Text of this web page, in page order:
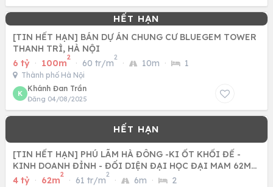
[TIN HẾT HẠN] BÁN DỰ ÁN CHUNG CƯ BLUEGEM TOWER
THANH TRÌ, HÀ NỘI
6 tỷ · 100m
2
· 60 tr/m
2
· 10m · 1
Thành phố Hà Nội
K
Khánh Đan Trần
Đăng 04/08/2025
[TIN HẾT HẠN] PHÚ LÃM HÀ ĐÔNG -KI ỐT KHỐI ĐẾ -
KINH DOANH ĐỈNH - ĐỐI DIỆN ĐẠI HỌC ĐẠI MAM 62M
CHỈ NHỈNH 4 TỶ
4 tỷ · 62m
2
· 61 tr/m
2
· 6m · 2